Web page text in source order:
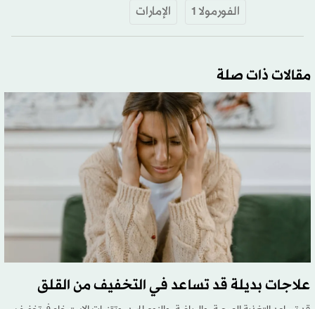
الفورمولا 1
الإمارات
مقالات ذات صلة
علاجات بديلة قد تساعد في التخفيف من القلق